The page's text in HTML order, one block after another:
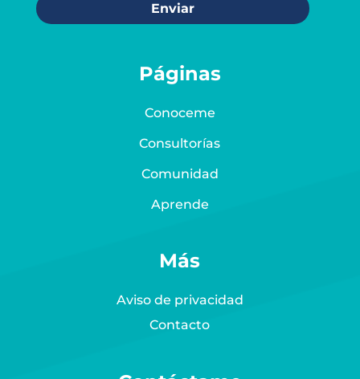
Enviar
Páginas
Conoceme
Consultorías
Comunidad
Aprende
Más
Aviso de privacidad
Contacto